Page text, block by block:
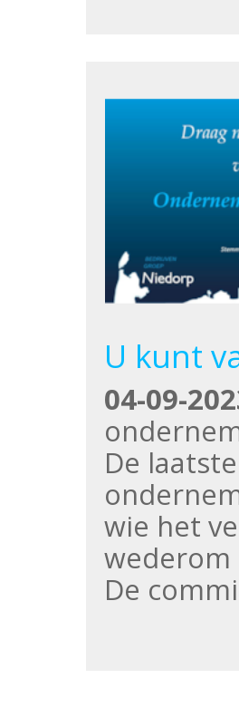
U kunt
04-09-
De
wie het
De